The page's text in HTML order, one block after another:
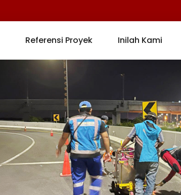
Referensi Proyek Inilah Kami